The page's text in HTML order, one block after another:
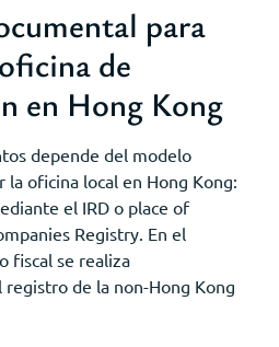
para
de
en Hong Kong
depende del modelo
oficina local en Hong Kong:
el IRD o place of
Registry. En el
fiscal se realiza
de la non-Hong Kong